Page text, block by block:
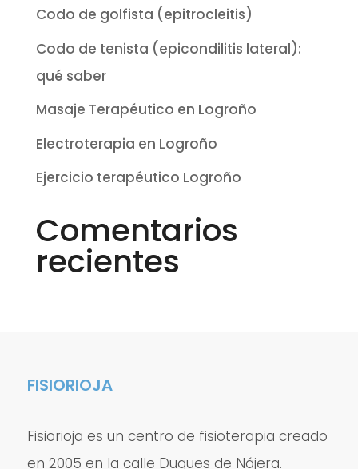
Codo de golfista (epitrocleitis)
Codo de tenista (epicondilitis lateral):
qué saber
Masaje Terapéutico en Logroño
Electroterapia en Logroño
Ejercicio terapéutico Logroño
Comentarios
recientes
FISIORIOJA
Fisiorioja es un centro de fisioterapia creado
en 2005 en la calle Duques de Nájera.